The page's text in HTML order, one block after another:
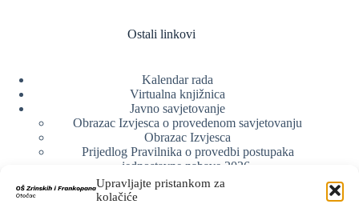
Upravljajte pristankom za
kolačiće
Ostali linkovi
Kalendar rada
Virtualna knjižnica
Javno savjetovanje
Obrazac Izvjesca o provedenom savjetovanju
Obrazac Izvjesca
Prijedlog Pravilnika o provedbi postupaka
jednostavne nabave 2026.
Obrazlozenje uz prijedlog Pravilnika o provedbi
postupka jednostavne nabave